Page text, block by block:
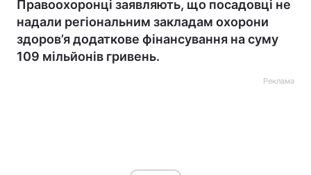
Правоохоронці заявляють, що посадовці не
надали регіональним закладам охорони
здоров’я додаткове фінансування на суму
109 мільйонів гривень.
Реклама